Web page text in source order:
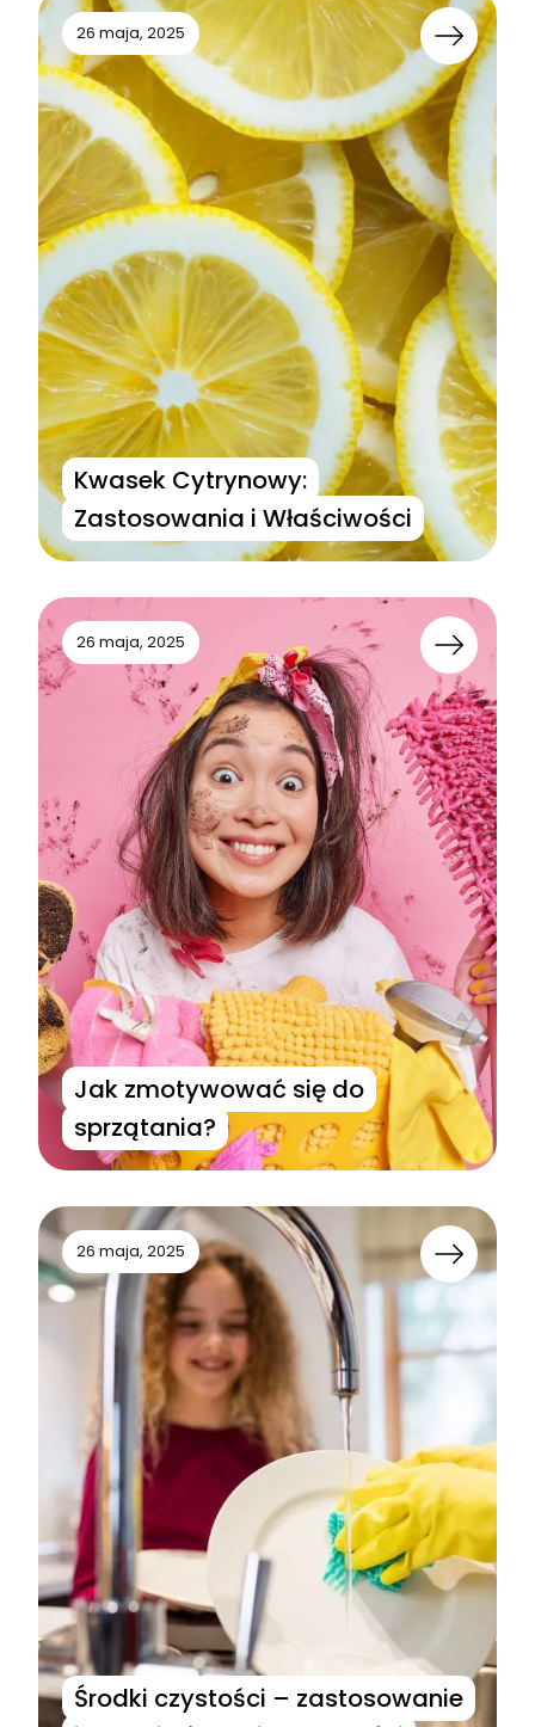
26 maja, 2025
Kwasek Cytrynowy:
Zastosowania i Właściwości
26 maja, 2025
Jak zmotywować się do
sprzątania?
26 maja, 2025
Środki czystości – zastosowanie